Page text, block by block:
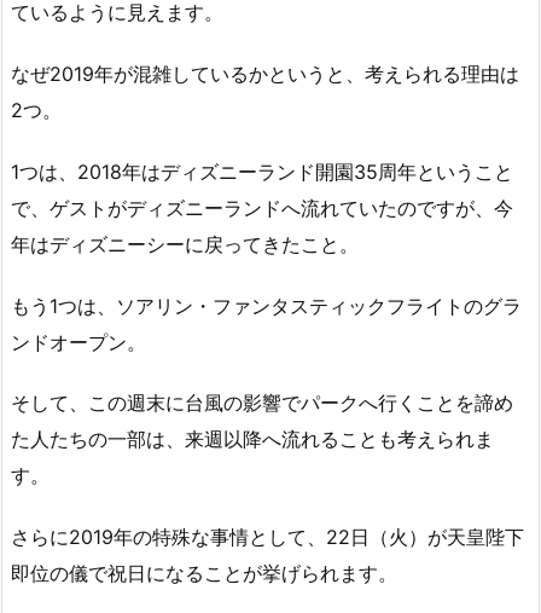
ているように見えます。
なぜ2019年が混雑しているかというと、考えられる理由は
2つ。
1つは、2018年はディズニーランド開園35周年ということ
で、ゲストがディズニーランドへ流れていたのですが、今
年はディズニーシーに戻ってきたこと。
もう1つは、ソアリン・ファンタスティックフライトのグラ
ンドオープン。
そして、この週末に台風の影響でパークへ行くことを諦め
た人たちの一部は、来週以降へ流れることも考えられま
す。
さらに2019年の特殊な事情として、22日（火）が天皇陛下
即位の儀で祝日になることが挙げられます。